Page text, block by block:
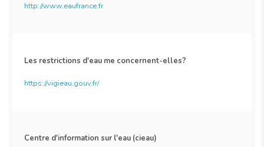
http://www.eaufrance.fr
Les restrictions d'eau me concernent-elles?
https://vigieau.gouv.fr/
Centre d'information sur l'eau (cieau)